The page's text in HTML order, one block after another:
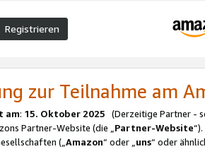
Registrieren
zur Teilnahme am
am: 15. Oktober 2025 (Derzeitige Partner -
Partner-Website (die „Partner-Website
(„Amazon“ oder „uns“ oder